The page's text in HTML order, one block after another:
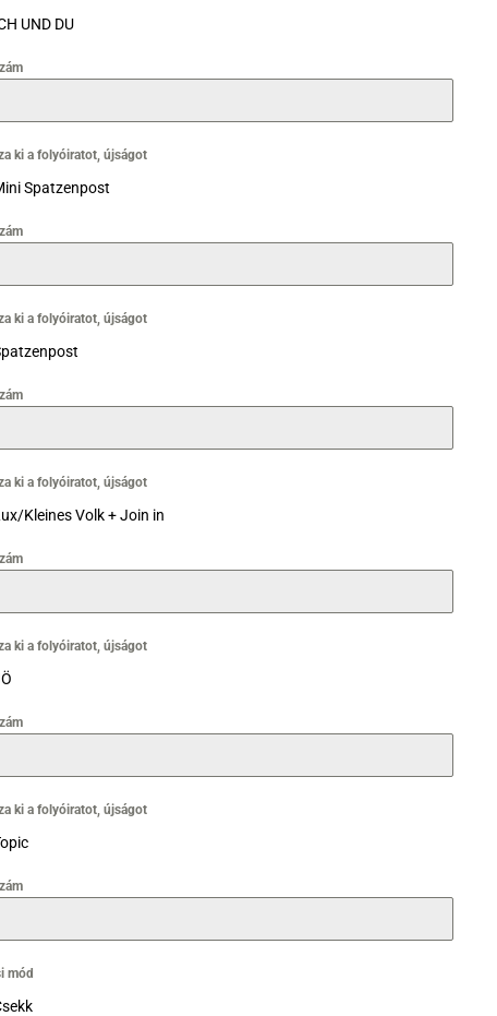
UND DU
ki a folyóiratot, újságot
Spatzenpost
ki a folyóiratot, újságot
ki a folyóiratot, újságot
Kleines Volk + Join in
ki a folyóiratot, újságot
ki a folyóiratot, újságot
mód